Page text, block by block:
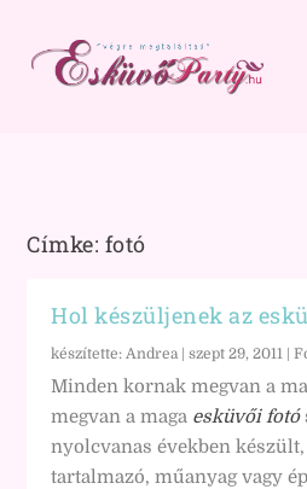
Címke: fotó
Hol készüljenek az
készítette:Andrea |szept 29, 2011 |
Minden kornak megvan a
megvan a maga esküvői fotó
nyolcvanas években
tartalmazó, műanyag vagy